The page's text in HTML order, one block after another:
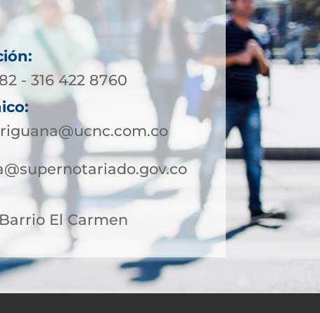
- 316 422 8760
El Carmen